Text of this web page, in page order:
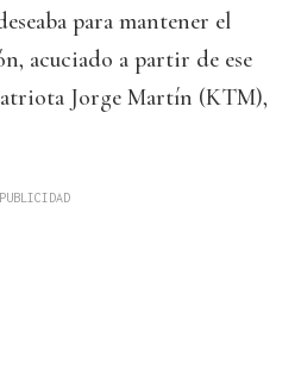
para mantener el
acuciado a partir de ese
Jorge Martín (KTM),